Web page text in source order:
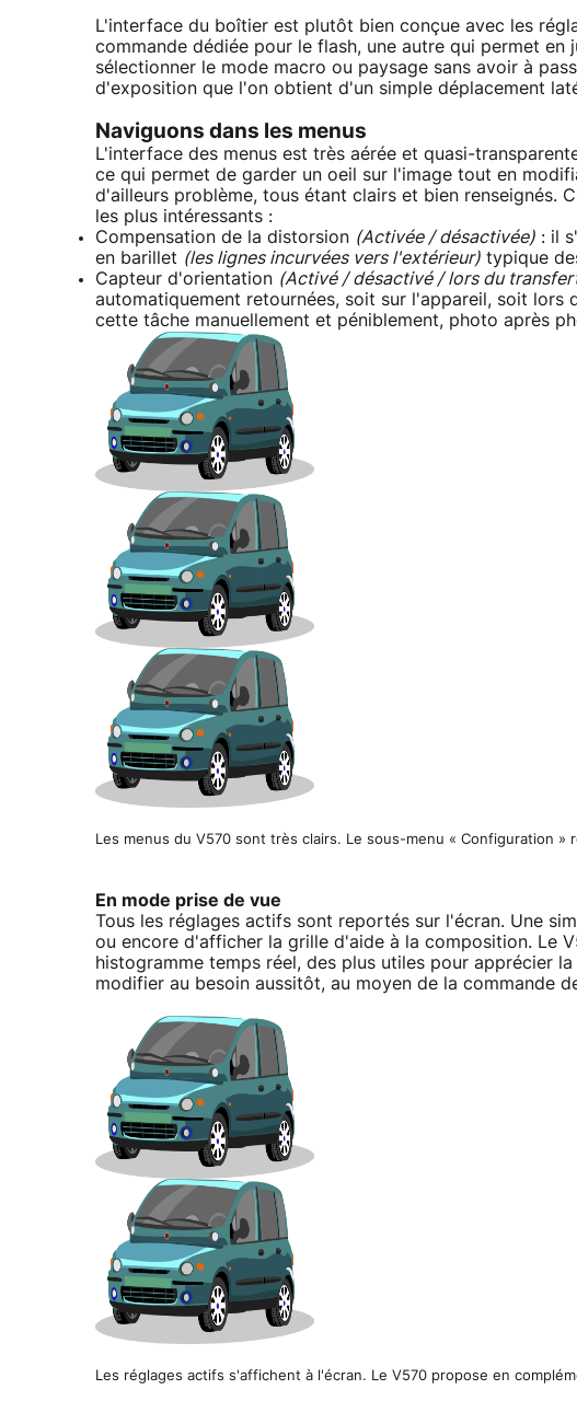
L'interface du boîtier est plutôt bien conçue avec les
commande dédiée pour le flash, une autre qui permet en
sélectionner le mode macro ou paysage sans avoir à
d'exposition que l'on obtient d'un simple déplacement
Naviguons dans les menus
L'interface des menus est très aérée et quasi-
ce qui permet de garder un oeil sur l'image tout en
d'ailleurs problème, tous étant clairs et bien renseignés.
les plus intéressants :
Compensation de la distorsion (Activée / désactivée) : il
en barillet (les lignes incurvées vers l'extérieur) typique
Capteur d'orientation (Activé / désactivé / lors du
automatiquement retournées, soit sur l'appareil, soit
cette tâche manuellement et péniblement, photo après
Les menus du V570 sont très clairs. Le sous-menu « Configuration »
En mode prise de vue
Tous les réglages actifs sont reportés sur l'écran. Une
ou encore d'afficher la grille d'aide à la composition. Le
histogramme temps réel, des plus utiles pour apprécier
modifier au besoin aussitôt, au moyen de la commande
Les réglages actifs s'affichent à l'écran. Le V570 propose en